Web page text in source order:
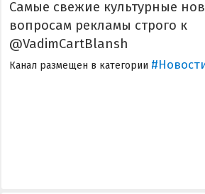
Самые свежие культурные
вопросам рекламы строго к
@VadimCartBlansh
Канал размещен в категории